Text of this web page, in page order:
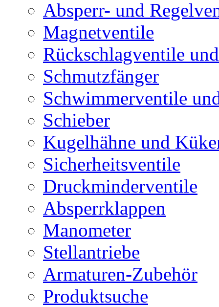
Absperr- und
Magnetventile
Rückschlagventile
Schmutzfänger
Schwimmerventile
Schieber
Kugelhähne und
Sicherheitsventile
Druckminderventile
Absperrklappen
Manometer
Stellantriebe
Armaturen-Zubehör
Produktsuche